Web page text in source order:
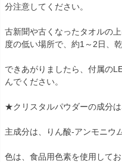
分注意してください。
古新聞や古くなったタオルの
度の低い場所で、約1～2日、
できあがりましたら、付属の
んでください。
★クリスタルパウダーの成分は
主成分は、りん酸-アンモニウ
色は、食品用色素を使用して